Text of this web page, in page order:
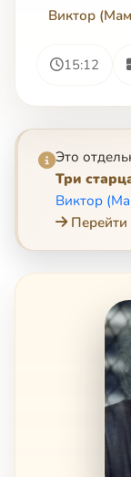
Виктор
15:12
Это
Три
Виктор